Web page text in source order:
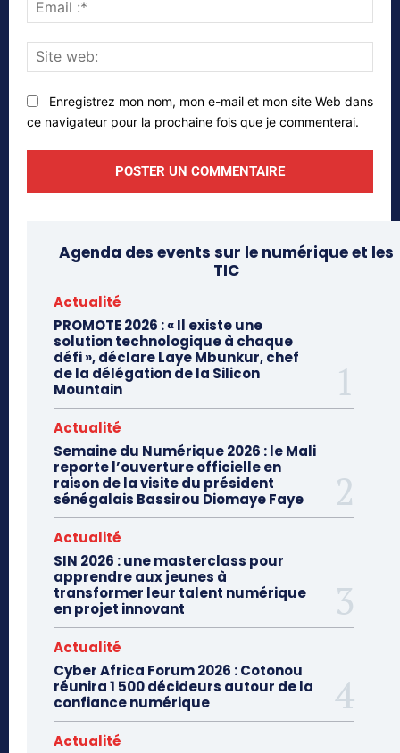
:*
web:
Enregistrez mon nom, mon e-mail et mon site Web dans
ce navigateur pour la prochaine fois que je commenterai.
Agenda des events sur le numérique et les
TIC
Actualité
PROMOTE 2026 : « Il existe une
solution technologique à chaque
défi », déclare Laye Mbunkur, chef
de la délégation de la Silicon
Mountain
Actualité
Semaine du Numérique 2026 : le Mali
reporte l’ouverture officielle en
raison de la visite du président
sénégalais Bassirou Diomaye Faye
Actualité
SIN 2026 : une masterclass pour
apprendre aux jeunes à
transformer leur talent numérique
en projet innovant
Actualité
Cyber Africa Forum 2026 : Cotonou
réunira 1 500 décideurs autour de la
confiance numérique
Actualité